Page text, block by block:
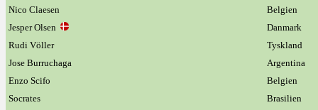
Nico Claesen
Belgien
Jesper Olsen
Danmark
Rudi Völler
Tyskland
Jose Burruchaga
Argentina
Enzo Scifo
Belgien
Socrates
Brasilien